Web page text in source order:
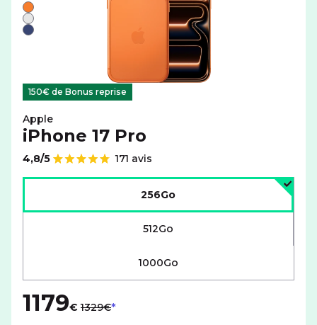
Liste de couleurs disponibles pour le APPLE iPhone 17
Orange
Argent
Bleu
150€ de Bonus reprise
Apple
iPhone 17 Pro
Note de
4,8/5
171 avis
256Go
512Go
1000Go
1179€ 1329€